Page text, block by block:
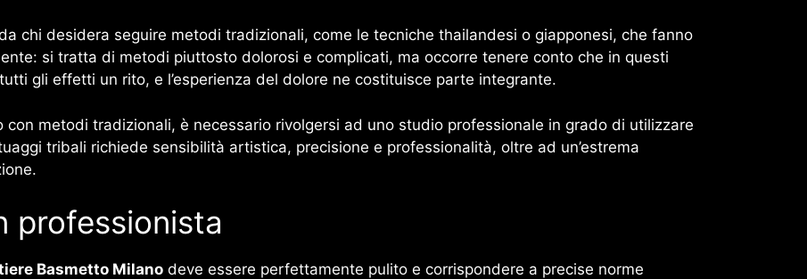
chi desidera seguire metodi tradizionali, come le tecniche thailandesi o giapponesi, che fanno
si tratta di metodi piuttosto dolorosi e complicati, ma occorre tenere conto che in questi
gli effetti un rito, e l’esperienza del dolore ne costituisce parte integrante.
metodi tradizionali, è necessario rivolgersi ad uno studio professionale in grado di utilizzare
tribali richiede sensibilità artistica, precisione e professionalità, oltre ad un’estrema
professionista
Basmetto Milano deve essere perfettamente pulito e corrispondere a precise norme